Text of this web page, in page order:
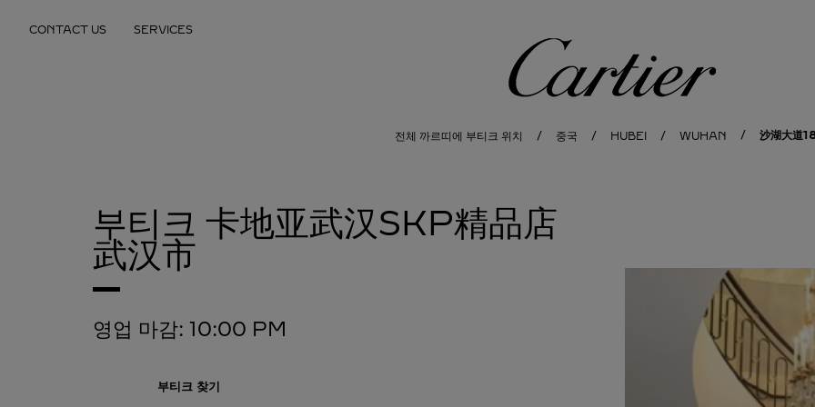
CONTACT US SERVICES
까르띠에
전체 까르띠에 부티크 위치 중국 HUBEI WUHAN 沙湖大道
부티크 卡地亚武汉SKP精品店
武汉市
영업 마감: 10:00 PM
부티크 찾기